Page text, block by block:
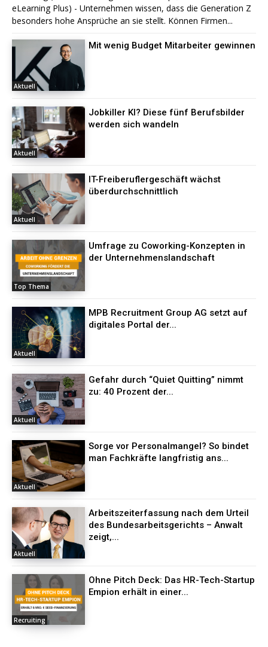
eLearning Plus) - Unternehmen wissen, dass die Generation Z
besonders hohe Ansprüche an sie stellt. Können Firmen...
Aktuell
Mit wenig Budget Mitarbeiter gewinnen
Aktuell
Jobkiller KI? Diese fünf Berufsbilder
werden sich wandeln
Aktuell
IT-Freiberuflergeschäft wächst
überdurchschnittlich
Top Thema
Umfrage zu Coworking-Konzepten in
der Unternehmenslandschaft
Aktuell
MPB Recruitment Group AG setzt auf
digitales Portal der...
Aktuell
Gefahr durch “Quiet Quitting” nimmt
zu: 40 Prozent der...
Aktuell
Sorge vor Personalmangel? So bindet
man Fachkräfte langfristig ans...
Aktuell
Arbeitszeiterfassung nach dem Urteil
des Bundesarbeitsgerichts – Anwalt
zeigt,...
Recruiting
Ohne Pitch Deck: Das HR-Tech-Startup
Empion erhält in einer...